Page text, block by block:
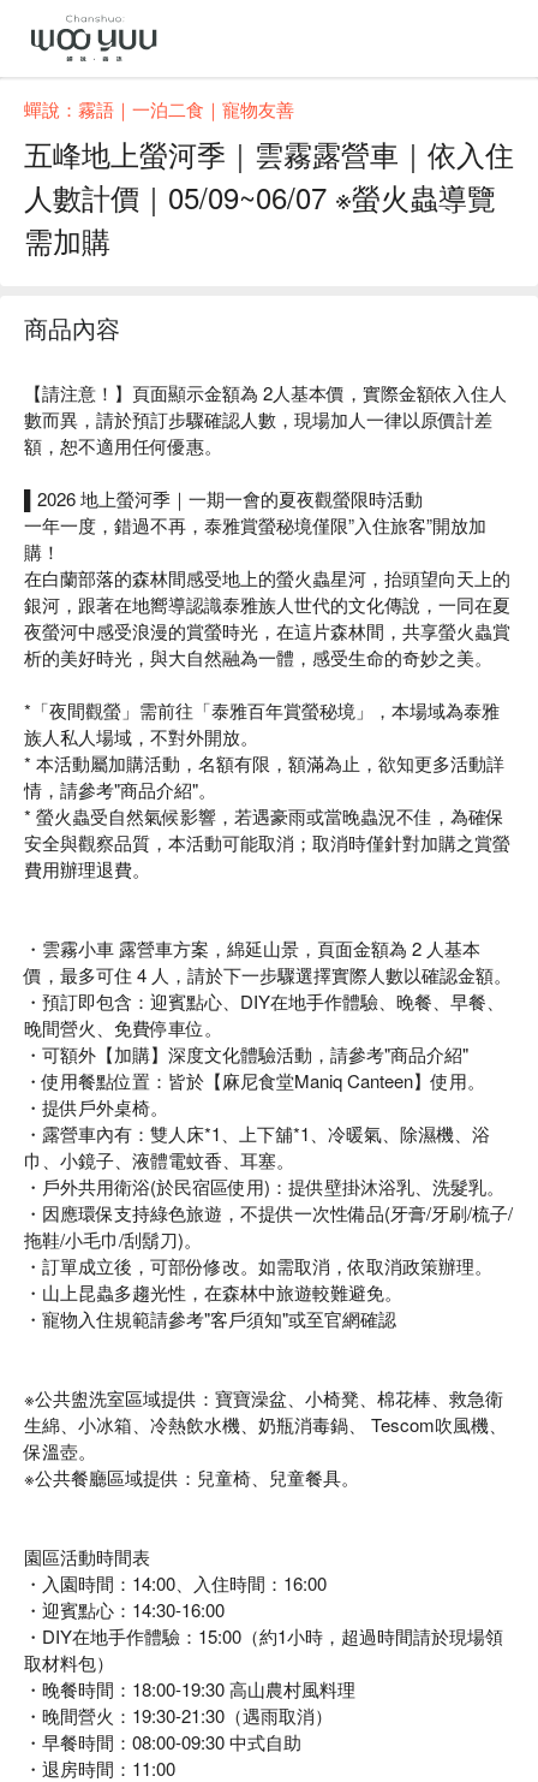
蟬說：霧語｜一泊二食｜寵物友善
五峰地上螢河季｜雲霧露營車｜依入住
人數計價｜05/09~06/07 ※螢火蟲導覽
需加購
商品內容
【請注意！】頁面顯示金額為 2人基本價，實際金額依入住人
數而異，請於預訂步驟確認人數，現場加人一律以原價計差
額，恕不適用任何優惠。
▌2026 地上螢河季｜一期一會的夏夜觀螢限時活動
一年一度，錯過不再，泰雅賞螢秘境僅限”入住旅客”開放加
購！
在白蘭部落的森林間感受地上的螢火蟲星河，抬頭望向天上的
銀河，跟著在地嚮導認識泰雅族人世代的文化傳說，一同在夏
夜螢河中感受浪漫的賞螢時光，在這片森林間，共享螢火蟲賞
析的美好時光，與大自然融為一體，感受生命的奇妙之美。
*「夜間觀螢」需前往「泰雅百年賞螢秘境」，本場域為泰雅
族人私人場域，不對外開放。
* 本活動屬加購活動，名額有限，額滿為止，欲知更多活動詳
情，請參考"商品介紹"。
* 螢火蟲受自然氣候影響，若遇豪雨或當晚蟲況不佳，為確保
安全與觀察品質，本活動可能取消；取消時僅針對加購之賞螢
費用辦理退費。
・雲霧小車 露營車方案，綿延山景，頁面金額為 2 人基本
價，最多可住 4 人，請於下一步驟選擇實際人數以確認金額。
・預訂即包含：迎賓點心、DIY在地手作體驗、晚餐、早餐、
晚間營火、免費停車位。
・可額外【加購】深度文化體驗活動，請參考"商品介紹"
・使用餐點位置：皆於【麻尼食堂Maniq Canteen】使用。
・提供戶外桌椅。
・露營車內有：雙人床*1、上下舖*1、冷暖氣、除濕機、浴
巾、小鏡子、液體電蚊香、耳塞。
・戶外共用衛浴(於民宿區使用)：提供壁掛沐浴乳、洗髮乳。
・因應環保支持綠色旅遊，不提供一次性備品(牙膏/牙刷/梳子/
拖鞋/小毛巾/刮鬍刀)。
・訂單成立後，可部份修改。如需取消，依取消政策辦理。
・山上昆蟲多趨光性，在森林中旅遊較難避免。
・寵物入住規範請參考"客戶須知"或至官網確認
※公共盥洗室區域提供：寶寶澡盆、小椅凳、棉花棒、救急衛
生綿、小冰箱、冷熱飲水機、奶瓶消毒鍋、 Tescom吹風機、
保溫壺。
※公共餐廳區域提供：兒童椅、兒童餐具。
園區活動時間表
・入園時間：14:00、入住時間：16:00
・迎賓點心：14:30-16:00
・DIY在地手作體驗：15:00（約1小時，超過時間請於現場領
取材料包）
・晚餐時間：18:00-19:30 高山農村風料理
・晚間營火：19:30-21:30（遇雨取消）
・早餐時間：08:00-09:30 中式自助
・退房時間：11:00